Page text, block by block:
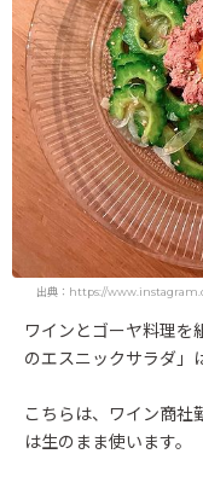
出典：https://
ワインとゴーヤ料理を
のエスニックサラダ」
こちらは、ワイン商
は生のまま使います。